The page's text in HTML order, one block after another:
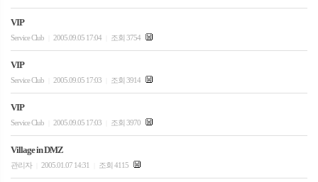
VIP
Service Club 2005.09.05 17:04 조회 3754
VIP
Service Club 2005.09.05 17:03 조회 3914
VIP
Service Club 2005.09.05 17:03 조회 3970
Village in DMZ
관리자 2005.01.07 14:31 조회 4115